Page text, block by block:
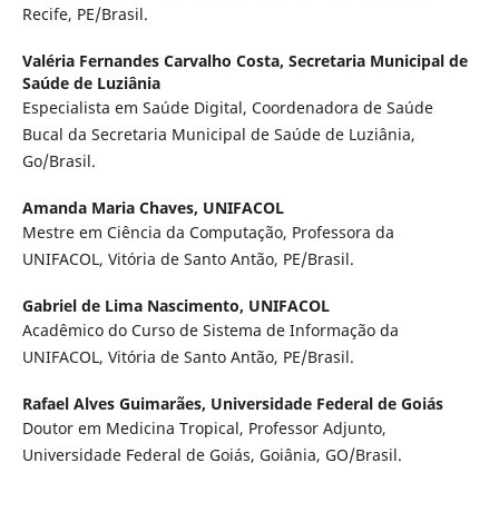
Recife, PE/Brasil.
Valéria Fernandes Carvalho Costa, Secretaria Municipal de
Saúde de Luziânia
Especialista em Saúde Digital, Coordenadora de Saúde
Bucal da Secretaria Municipal de Saúde de Luziânia,
Go/Brasil.
Amanda Maria Chaves, UNIFACOL
Mestre em Ciência da Computação, Professora da
UNIFACOL, Vitória de Santo Antão, PE/Brasil.
Gabriel de Lima Nascimento, UNIFACOL
Acadêmico do Curso de Sistema de Informação da
UNIFACOL, Vitória de Santo Antão, PE/Brasil.
Rafael Alves Guimarães, Universidade Federal de Goiás
Doutor em Medicina Tropical, Professor Adjunto,
Universidade Federal de Goiás, Goiânia, GO/Brasil.